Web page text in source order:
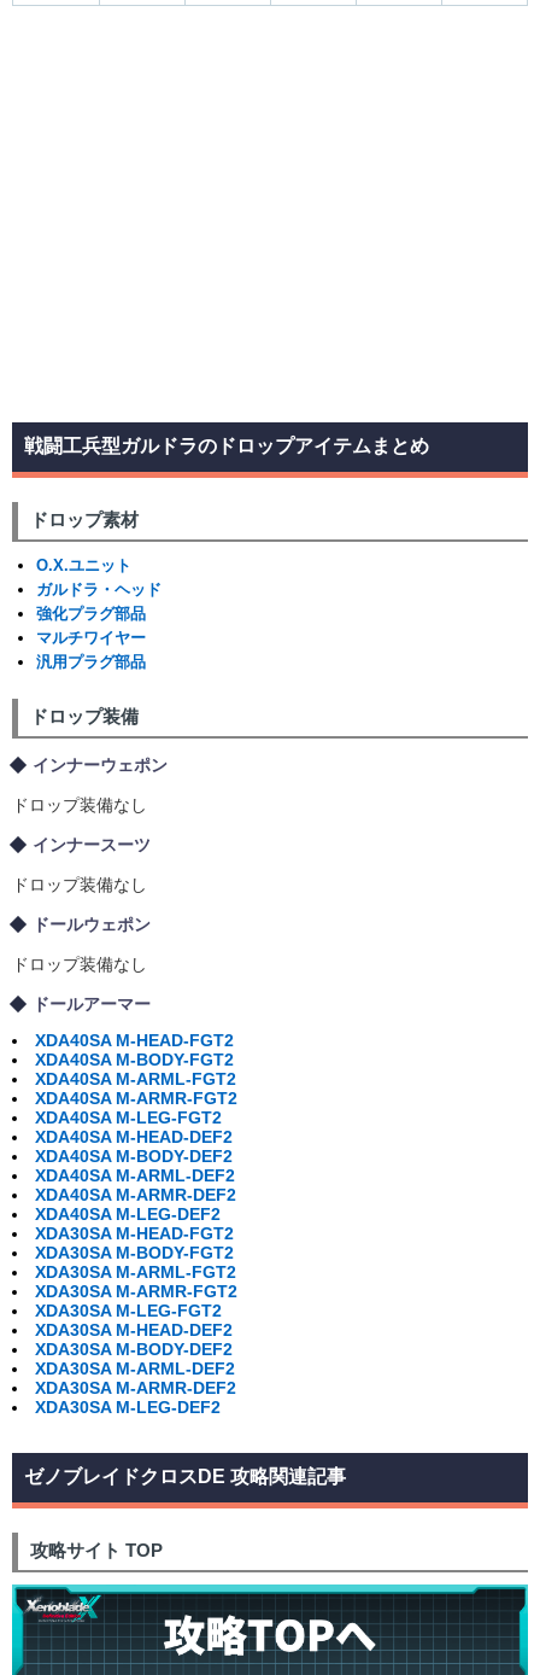
戦闘工兵型ガルドラのドロップアイテムまとめ
ドロップ素材
O.X.ユニット
ガルドラ・ヘッド
強化プラグ部品
マルチワイヤー
汎用プラグ部品
ドロップ装備
インナーウェポン
ドロップ装備なし
インナースーツ
ドロップ装備なし
ドールウェポン
ドロップ装備なし
ドールアーマー
XDA40SA M-HEAD-FGT2
XDA40SA M-BODY-FGT2
XDA40SA M-ARML-FGT2
XDA40SA M-ARMR-FGT2
XDA40SA M-LEG-FGT2
XDA40SA M-HEAD-DEF2
XDA40SA M-BODY-DEF2
XDA40SA M-ARML-DEF2
XDA40SA M-ARMR-DEF2
XDA40SA M-LEG-DEF2
XDA30SA M-HEAD-FGT2
XDA30SA M-BODY-FGT2
XDA30SA M-ARML-FGT2
XDA30SA M-ARMR-FGT2
XDA30SA M-LEG-FGT2
XDA30SA M-HEAD-DEF2
XDA30SA M-BODY-DEF2
XDA30SA M-ARML-DEF2
XDA30SA M-ARMR-DEF2
XDA30SA M-LEG-DEF2
ゼノブレイドクロスDE 攻略関連記事
攻略サイト TOP